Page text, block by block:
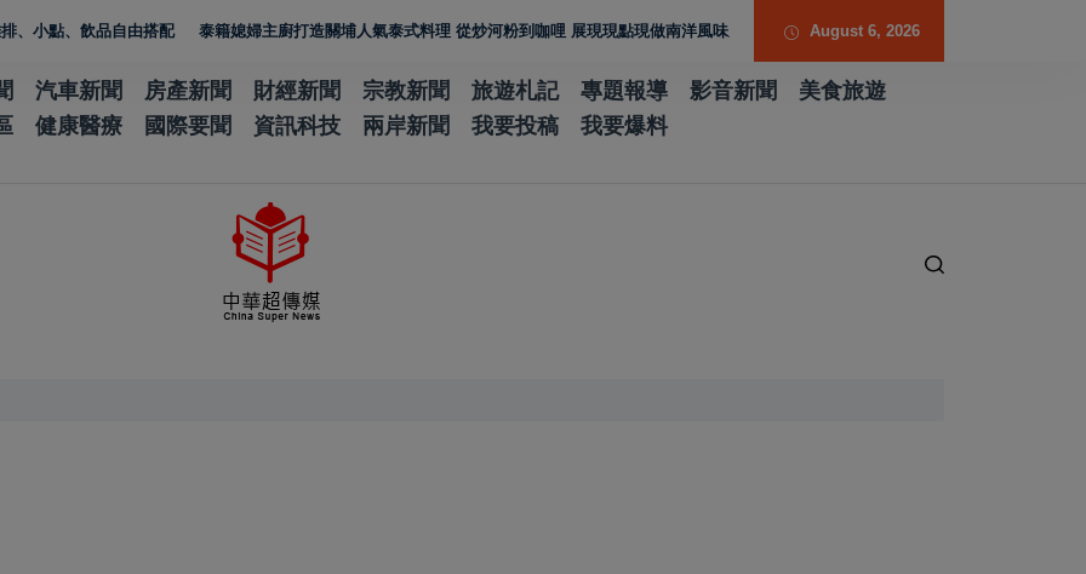
飲品自由搭配 泰籍媳婦主廚打造關埔人氣泰式料理 從炒河粉到咖哩 展現現點現做南洋風味層次 歷史厚度 光影流動 胡焱榮用「石說新語」重構當代
August 6, 2026
汽車新聞 房產新聞 財經新聞 宗教新聞 旅遊札記 專題報導 影音新聞
美食旅遊
健康醫療 國際要聞 資訊科技 兩岸新聞 我要投稿 我要爆料